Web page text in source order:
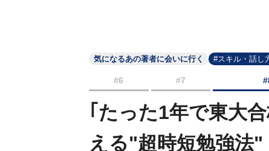
気になるあの著者に会いに行く #スキル・話し
#6 #7
｢たった1年で東大
える"超時短勉強法"